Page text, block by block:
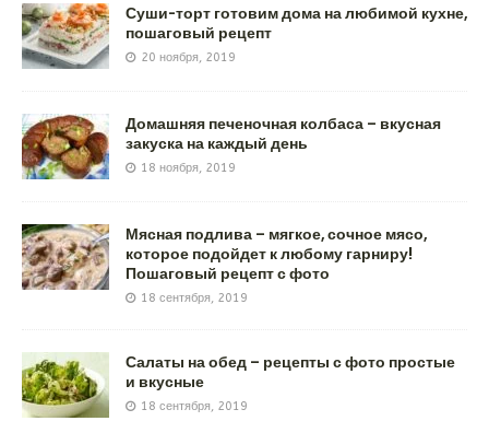
Суши-торт готовим дома на любимой кухне,
пошаговый рецепт
20 ноября, 2019
Домашняя печеночная колбаса – вкусная
закуска на каждый день
18 ноября, 2019
Мясная подлива – мягкое, сочное мясо,
которое подойдет к любому гарниру!
Пошаговый рецепт с фото
18 сентября, 2019
Салаты на обед – рецепты с фото простые
и вкусные
18 сентября, 2019